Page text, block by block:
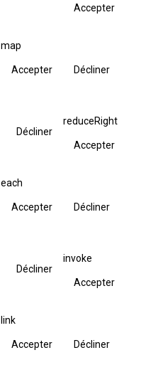
Accepter
map
Accepter Décliner
Décliner
reduceRight
Accepter
each
Accepter Décliner
Décliner
invoke
Accepter
link
Accepter Décliner